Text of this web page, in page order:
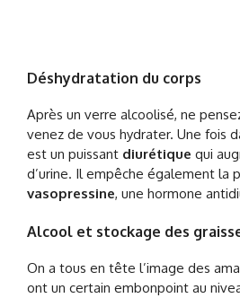
Déshydratation du corps
Après un verre alcoolisé, ne
venez de vous hydrater. Une fois
est un puissant diurétique qui
d’urine. Il empêche également la
vasopressine, une hormone
Alcool et stockage des
On a tous en tête l’image des
ont un certain embonpoint au